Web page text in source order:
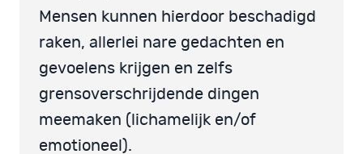
Mensen kunnen hierdoor beschadigd
raken, allerlei nare gedachten en
gevoelens krijgen en zelfs
grensoverschrijdende dingen
meemaken (lichamelijk en/of
emotioneel).